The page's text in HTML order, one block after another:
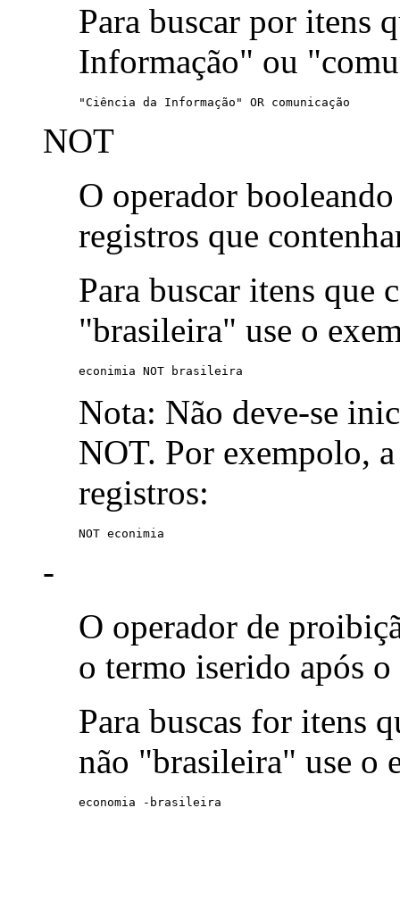
Para buscar por itens
Informação" ou
"Ciência da Informação" OR comunicação
NOT
O operador
registros que
Para buscar itens que
"brasileira" use o
econimia NOT brasileira
Nota: Não deve-se
NOT. Por exempolo,
registros:
NOT econimia
-
O operador de
o termo iserido após o
Para buscas for itens
não "brasileira" use o
economia -brasileira